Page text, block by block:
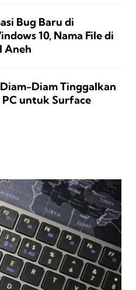
Bug Baru di
10, Nama File di
Aneh
Diam Tinggalkan
untuk Surface